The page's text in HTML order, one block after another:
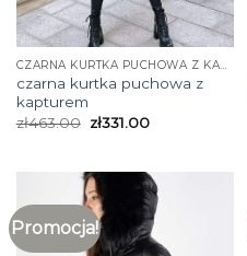
czarna kurtka puchowa z
kapturem
zł463.00 zł331.00
Promocja!